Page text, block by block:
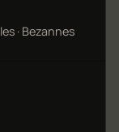
· Bezannes